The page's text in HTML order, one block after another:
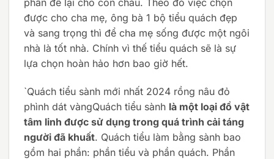
phần để lại cho con cháu. Theo đó việc chọn
được cho cha mẹ, ông bà 1 bộ tiểu quách đẹp
và sang trọng thì để cha mẹ sống được một ngôi
nhà là tốt nhà. Chính vì thế tiểu quách sẽ là sự
lựa chọn hoàn hảo hơn bao giờ hết.
`Quách tiểu sành mới nhất 2024 rồng nâu đỏ
phình dát vàngQuách tiểu sành là một loại đồ vật
tâm linh được sử dụng trong quá trình cải táng
người đã khuất. Quách tiểu làm bằng sành bao
gồm hai phần: phần tiểu và phần quách. Phần